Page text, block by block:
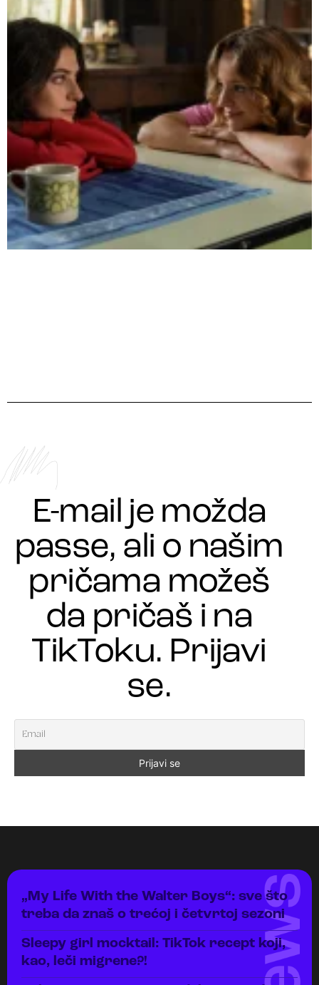
E-mail je možda
passe, ali o našim
pričama možeš
da pričaš i na
TikToku. Prijavi
se.
„My Life With the Walter Boys“: sve što
treba da znaš o trećoj i četvrtoj sezoni
Sleepy girl mocktail: TikTok recept koji,
kao, leči migrene?!